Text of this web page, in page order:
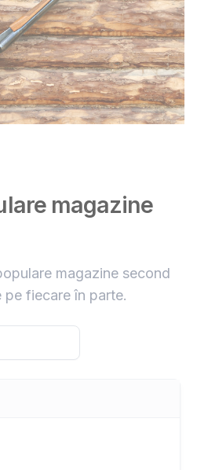
magazine
magazine second
fiecare în parte.